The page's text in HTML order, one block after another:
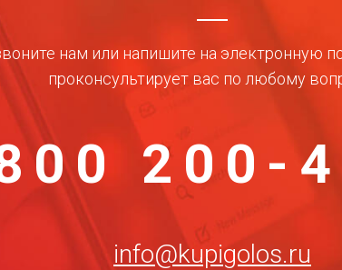
нам или напишите на электронную
проконсультирует вас по любому
200-
info@kupigolos.ru